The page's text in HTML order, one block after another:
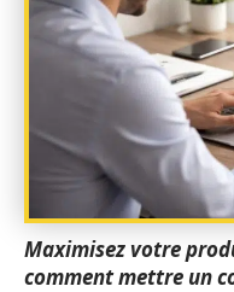
Maximisez votre
comment mettre un